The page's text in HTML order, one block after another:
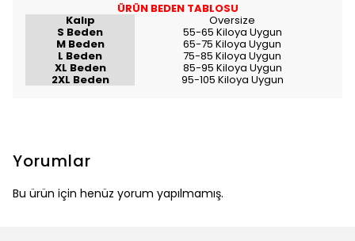
ÜRÜN BEDEN TABLOSU
Kalıp Oversize
S Beden 55-65 Kiloya Uygun
M Beden 65-75 Kiloya Uygun
L Beden 75-85 Kiloya Uygun
XL Beden 85-95 Kiloya Uygun
2XL Beden 95-105 Kiloya Uygun
Yorumlar
Bu ürün için henüz yorum yapılmamış.